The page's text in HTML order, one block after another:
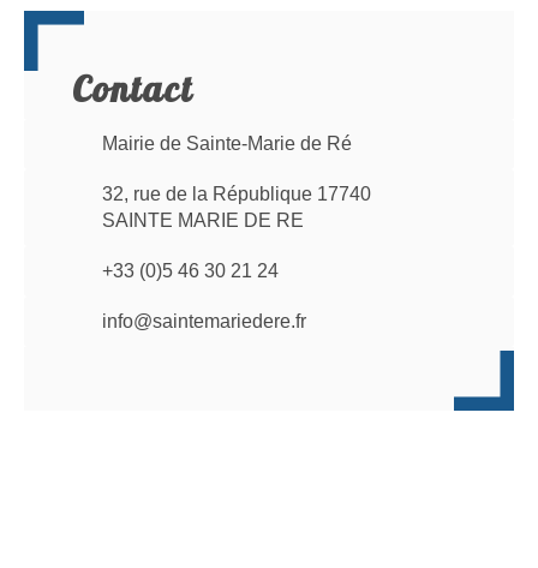
Contact
Mairie de Sainte-Marie de Ré
32, rue de la République 17740
SAINTE MARIE DE RE
+33 (0)5 46 30 21 24
info@saintemariedere.fr